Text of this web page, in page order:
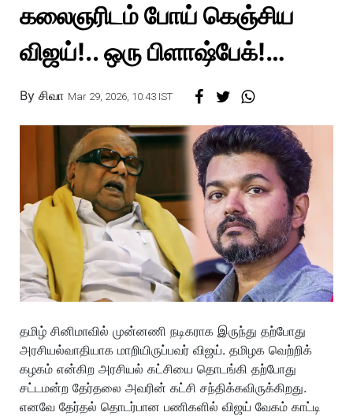
Reviews
Photos
Story
கலைஞரிடம் போய் கெஞ்சிய
விஜய்!.. ஒரு பிளாஷ்பேக்!…
By சிவா Mar 29, 2026, 10:43 IST
தமிழ் சினிமாவில் முன்னணி நடிகராக இருந்து தற்போது
அரசியல்வாதியாக மாறியிருப்பவர் விஜய். தமிழக வெற்றிக்
கழகம் என்கிற அரசியல் கட்சியை தொடங்கி தற்போது
சட்டமன்ற தேர்தலை அவரின் கட்சி சந்திக்கவிருக்கிறது.
எனவே தேர்தல் தொடர்பான பணிகளில் விஜய் வேகம் காட்டி